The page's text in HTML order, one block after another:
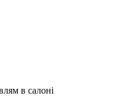
в салоні